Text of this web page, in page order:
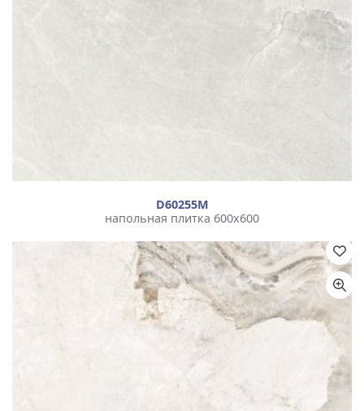
D60255М
напольная плитка 600x600